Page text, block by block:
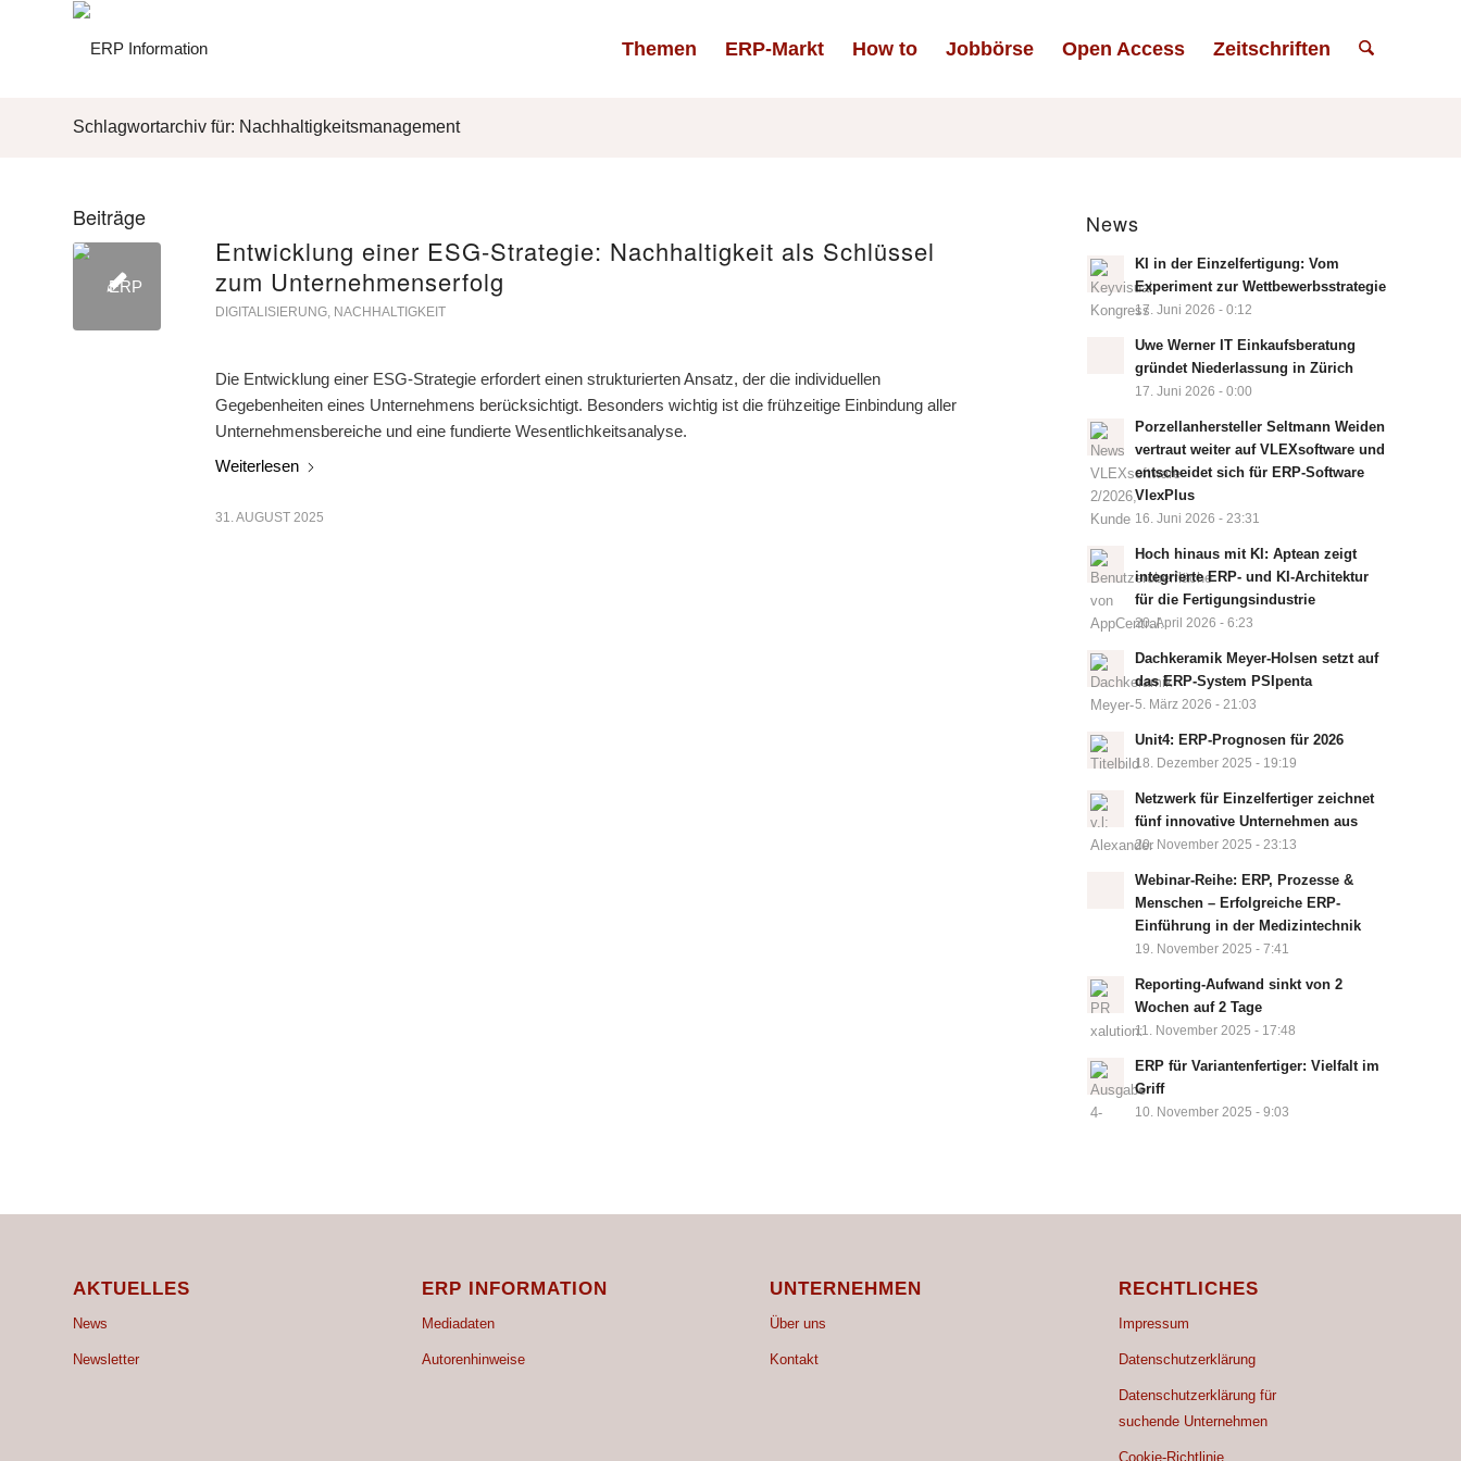
Themen ERP-Markt How to Jobbörse Open Access Zeitschriften
Schlagwortarchiv für: Nachhaltigkeitsmanagement
Beiträge
Entwicklung einer ESG-Strategie: Nachhaltigkeit als Schlüssel
zum Unternehmenserfolg
DIGITALISIERUNG NACHHALTIGKEIT
Die Entwicklung einer ESG-Strategie erfordert einen strukturierten Ansatz, der die individuellen
Gegebenheiten eines Unternehmens berücksichtigt. Besonders wichtig ist die frühzeitige Einbindung aller
Unternehmensbereiche und eine fundierte Wesentlichkeitsanalyse.
Weiterlesen
31. AUGUST 2025
News
KI in der Einzelfertigung: Vom
Experiment zur Wettbewerbsstrategie
17. Juni 2026 - 0:12
Uwe Werner IT Einkaufsberatung
gründet Niederlassung in Zürich
17. Juni 2026 - 0:00
Porzellanhersteller Seltmann Weiden
vertraut weiter auf VLEXsoftware und
entscheidet sich für ERP-Software
VlexPlus
16. Juni 2026 - 23:31
Hoch hinaus mit KI: Aptean zeigt
integrierte ERP- und KI-Architektur
für die Fertigungsindustrie
20. April 2026 - 6:23
Dachkeramik Meyer-Holsen setzt auf
das ERP-System PSIpenta
5. März 2026 - 21:03
Unit4: ERP-Prognosen für 2026
18. Dezember 2025 - 19:19
Netzwerk für Einzelfertiger zeichnet
fünf innovative Unternehmen aus
20. November 2025 - 23:13
Webinar-Reihe: ERP, Prozesse &
Menschen – Erfolgreiche ERP-
Einführung in der Medizintechnik
19. November 2025 - 7:41
Reporting-Aufwand sinkt von 2
Wochen auf 2 Tage
11. November 2025 - 17:48
ERP für Variantenfertiger: Vielfalt im
Griff
10. November 2025 - 9:03
AKTUELLES
News
Newsletter
ERP INFORMATION
Mediadaten
Autorenhinweise
UNTERNEHMEN
Über uns
Kontakt
RECHTLICHES
Impressum
Datenschutzerklärung
Datenschutzerklärung für
suchende Unternehmen
Cookie-Richtlinie